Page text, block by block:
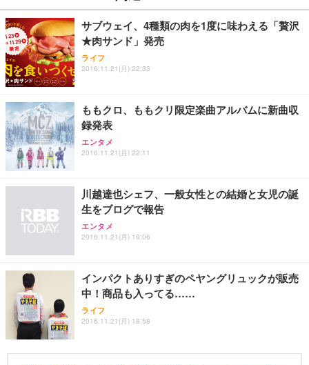
サブウェイ、4種類の肉を1度に味わえる「贅沢
★肉サンド」発売
ライフ
2016.11.21(月) 22:33
ももクロ、ももクリ限定楽曲アルバムに新曲収
録発表
エンタメ
2016.11.21(月) 22:11
川越達也シェフ、一般女性との結婚と女児の誕
生をブログで報告
エンタメ
2016.11.21(月) 19:06
インパクトありすぎのペヤングリュックが販売
中！商品も入ってる……
ライフ
2016.11.21(月) 18:58